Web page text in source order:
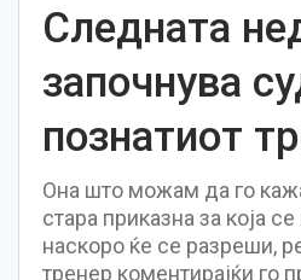
Следната
започнува
познатиот
Она што можам да го
стара приказна за која
наскоро ќе се разреши,
тренер коментирајќи го